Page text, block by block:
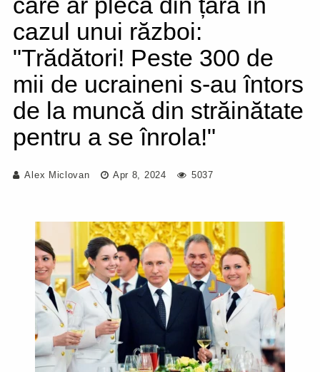
cazul unui război:
"Trădători! Peste 300 de
mii de ucraineni s-au întors
de la muncă din străinătate
pentru a se înrola!"
Alex Miclovan Apr 8, 2024 5037